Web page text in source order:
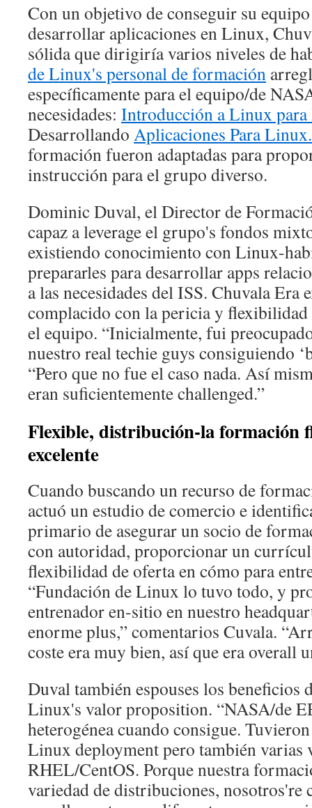
Con un objetivo de conseguir su
desarrollar aplicaciones en Linux,
sólida que dirigiría varios niveles de
de Linux's personal de formación
específicamente para el equipo/de
necesidades: Introducción a Linux para
Desarrollando Aplicaciones Para Linux.
formación fueron adaptadas para
instrucción para el grupo diverso.
Dominic Duval, el Director de
capaz a leverage el grupo's fondos
existiendo conocimiento con Linux-
prepararles para desarrollar apps
a las necesidades del ISS. Chuvala Era
complacido con la pericia y
el equipo. “Inicialmente, fui
nuestro real techie guys consiguiendo
“Pero que no fue el caso nada. Así
eran suficientemente challenged.”
Flexible, distribución-la formación
excelente
Cuando buscando un recurso de
actuó un estudio de comercio e
primario de asegurar un socio de
con autoridad, proporcionar un
flexibilidad de oferta en cómo para
“Fundación de Linux lo tuvo todo, y
entrenador en-sitio en nuestro
enorme plus,” comentarios Cuvala.
coste era muy bien, así que era overall
Duval también espouses los beneficios
Linux's valor proposition. “NASA/de
heterogénea cuando consigue.
Linux deployment pero también varias
RHEL/CentOS. Porque nuestra
variedad de distribuciones, nosotros're